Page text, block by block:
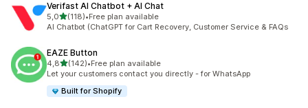
Verifast AI Chatbot + AI Chat
5,05 yıldız üzerinden
(118)
toplam 118 değerlendirme
•Free plan available
AI Chatbot (ChatGPT for Cart Recovery, Customer Service & FAQs
EAZE Button
4,85 yıldız üzerinden
(142)
toplam 142 değerlendirme
•Free plan available
Let your customers contact you directly - for WhatsApp
Built for Shopify